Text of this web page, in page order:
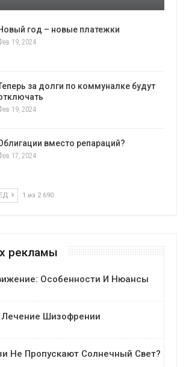
год – новые платежки
19, 2024
за долги по коммуналке будут
19, 2024
вместо репараций?
17, 2024
1 из 2 690
рекламы
Особенности И Нюансы
Лечение Шизофрении
Не Пропускают Солнечный Свет?